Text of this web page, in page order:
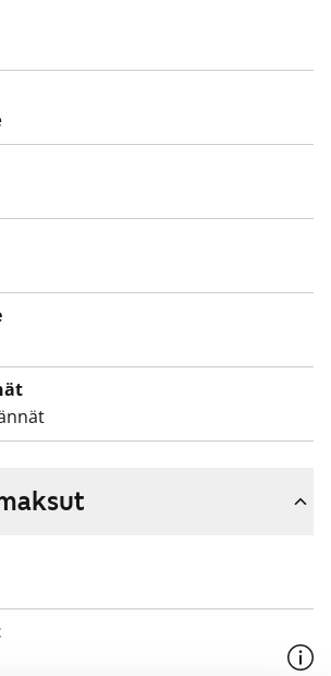
Lisäksi asunnossa on erillinen wc
paikan päälle, voisiko tästä tulla
Varke-asunto (entinen ARA),
perustuu asunnon tarpeen
tuloihin ja varallisuuteen,
syyhyn.